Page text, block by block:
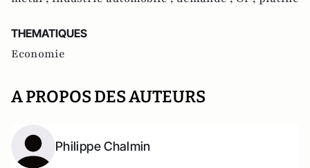
THEMATIQUES
Economie
A PROPOS DES AUTEURS
Philippe Chalmin